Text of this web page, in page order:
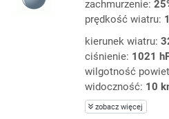
zachmurzenie:
prędkość wiatru:
kierunek wiatru:
ciśnienie: 1021
wilgotność
widoczność: 10
zobacz więcej